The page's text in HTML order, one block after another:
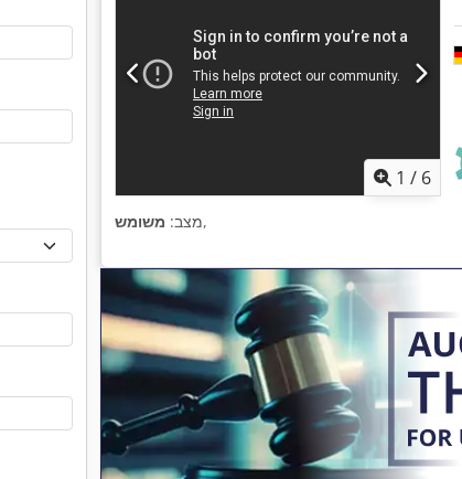
1 / 6
מצב: משומש ,